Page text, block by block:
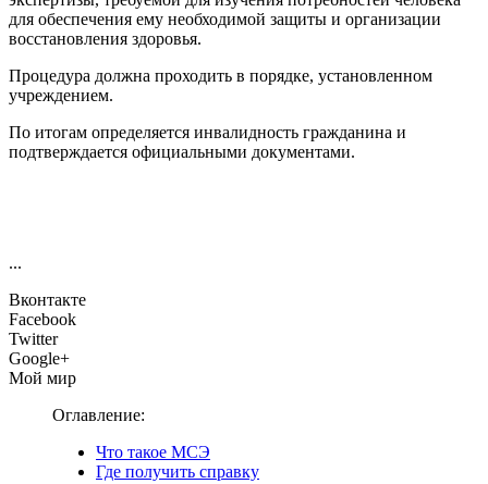
для обеспечения ему необходимой защиты и организации
восстановления здоровья.
Процедура должна проходить в порядке, установленном
учреждением.
По итогам определяется инвалидность гражданина и
подтверждается официальными документами.
...
Вконтакте
Facebook
Twitter
Google+
Мой мир
Оглавление:
Что такое МСЭ
Где получить справку